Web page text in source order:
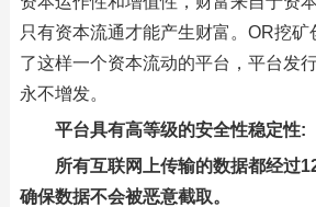
只有资本流通才能产生财富。OR挖
了这样一个资本流动的平台，平台发
永不增发。
平台具有高等级的安全性稳定性:
所有互联网上传输的数据都经过
确保数据不会被恶意截取。